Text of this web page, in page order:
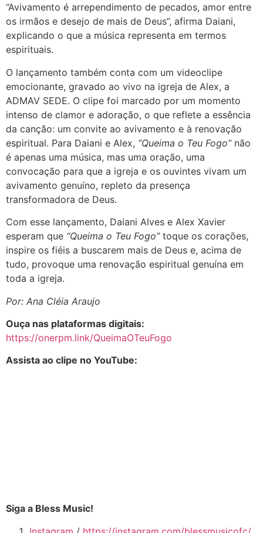
“Avivamento é arrependimento de pecados, amor entre
os irmãos e desejo de mais de Deus”, afirma Daiani,
explicando o que a música representa em termos
espirituais.
O lançamento também conta com um videoclipe
emocionante, gravado ao vivo na igreja de Alex, a
ADMAV SEDE. O clipe foi marcado por um momento
intenso de clamor e adoração, o que reflete a essência
da canção: um convite ao avivamento e à renovação
espiritual. Para Daiani e Alex, “Queima o Teu Fogo”não
é apenas uma música, mas uma oração, uma
convocação para que a igreja e os ouvintes vivam um
avivamento genuíno, repleto da presença
transformadora de Deus.
Com esse lançamento, Daiani Alves e Alex Xavier
esperam que “Queima o Teu Fogo”toque os corações,
inspire os fiéis a buscarem mais de Deus e, acima de
tudo, provoque uma renovação espiritual genuína em
toda a igreja.
Por: Ana Cléia Araujo
Ouça nas plataformas digitais:
https://onerpm.link/QueimaOTeuFogo
Assista ao clipe no YouTube:
Siga a Bless Music!